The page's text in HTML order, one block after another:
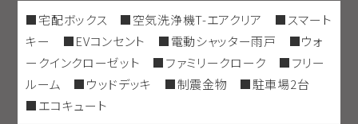
■宅配ボックス ■空気洗浄機T-エアクリア ■スマート
キー ■EVコンセント ■電動シャッター雨戸 ■ウォ
ークインクローゼット ■ファミリークローク ■フリー
ルーム ■ウッドデッキ ■制震金物 ■駐車場2台
■エコキュート